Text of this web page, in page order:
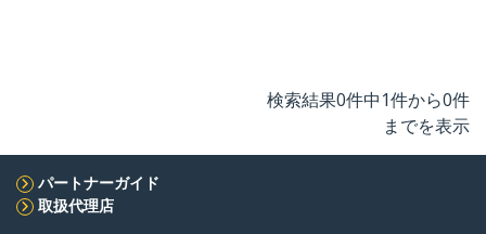
検索結果0件中1件から0件
までを表示
パートナーガイド
取扱代理店